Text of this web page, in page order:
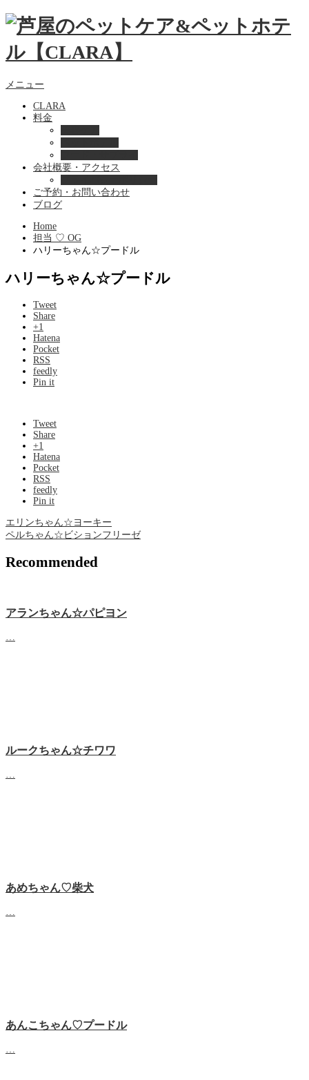
メニュー
CLARA
料金
会社概要・アクセス
ご予約・お問い合わせ
ブログ
Home
担当 ♡ OG
ハリーちゃん☆プードル
ハリーちゃん☆プードル
Tweet
Share
+1
Hatena
Pocket
RSS
feedly
Pin it
Tweet
Share
+1
Hatena
Pocket
RSS
feedly
Pin it
エリンちゃん☆ヨーキー
ペルちゃん☆ビションフリーゼ
Recommended
アランちゃん☆パピヨン
ルークちゃん☆チワワ
あめちゃん♡‬柴犬
あんこちゃん♡‬プードル